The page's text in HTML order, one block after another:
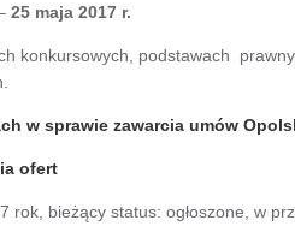
25 maja 2017 r.
konkursowych, podstawach
w sprawie zawarcia umów
ofert
bieżący status: ogłoszone, w